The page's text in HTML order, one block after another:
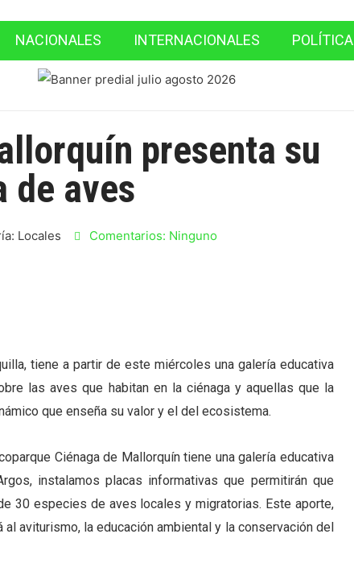
NACIONALES INTERNACIONALES POLÍTICA
presenta su
de aves
Locales Comentarios: Ninguno
tiene a partir de este miércoles una galería educativa
las aves que habitan en la ciénaga y aquellas que la
que enseña su valor y el del ecosistema.
Ciénaga de Mallorquín tiene una galería educativa
instalamos placas informativas que permitirán que
30 especies de aves locales y migratorias. Este aporte,
aviturismo, la educación ambiental y la conservación del